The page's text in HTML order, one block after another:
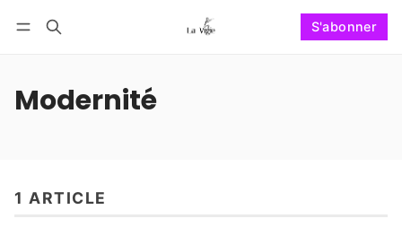
S'abonner
Modernité
1 ARTICLE